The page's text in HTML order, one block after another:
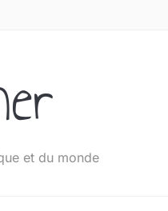
et du monde